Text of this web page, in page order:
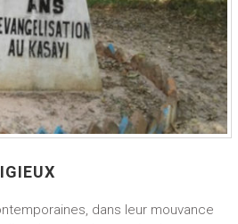
dans leur mouvance